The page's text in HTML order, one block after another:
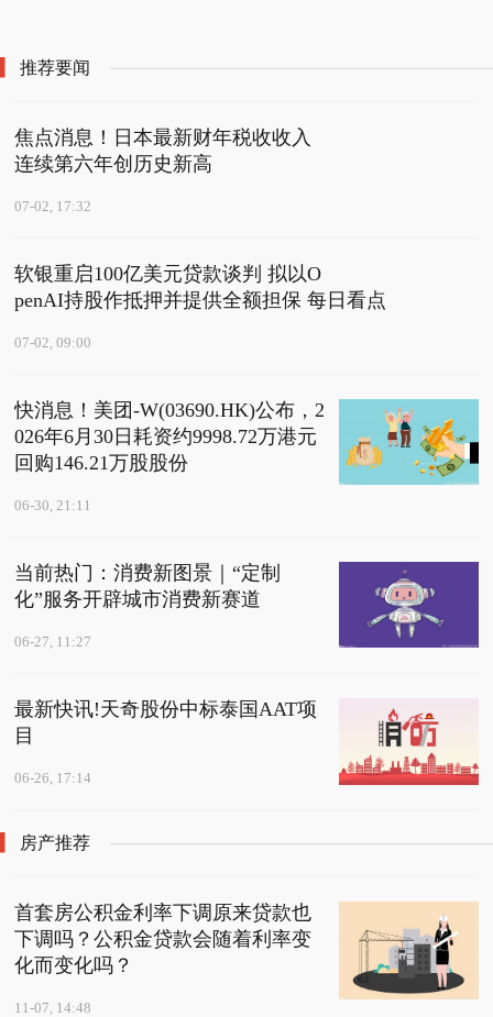
推荐要闻
焦点消息！日本最新财年税收收入
连续第六年创历史新高
07-02, 17:32
软银重启100亿美元贷款谈判 拟以O
penAI持股作抵押并提供全额担保 每日看点
07-02, 09:00
快消息！美团-W(03690.HK)公布，2
026年6月30日耗资约9998.72万港元
回购146.21万股股份
06-30, 21:11
当前热门：消费新图景｜“定制
化”服务开辟城市消费新赛道
06-27, 11:27
最新快讯!天奇股份中标泰国AAT项
目
06-26, 17:14
房产推荐
首套房公积金利率下调原来贷款也
下调吗？公积金贷款会随着利率变
化而变化吗？
11-07, 14:48